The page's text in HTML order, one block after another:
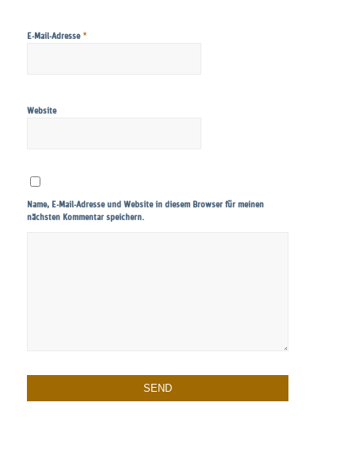
E-Mail-Adresse *
Website
Name, E-Mail-Adresse und Website in diesem Browser für meinen
nächsten Kommentar speichern.